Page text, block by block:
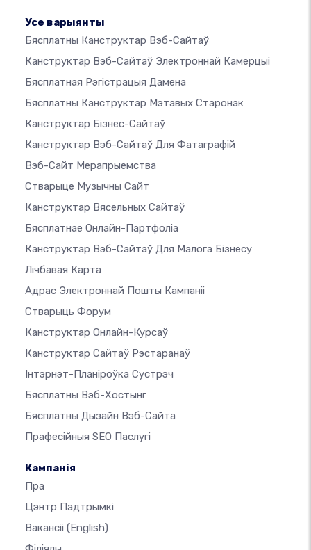
Усе варыянты
Бясплатны Канструктар Вэб-Сайтаў
Канструктар Вэб-Сайтаў Электроннай Камерцыі
Бясплатная Рэгістрацыя Дамена
Бясплатны Канструктар Мэтавых Старонак
Канструктар Бізнес-Сайтаў
Канструктар Вэб-Сайтаў Для Фатаграфій
Вэб-Сайт Мерапрыемства
Стварыце Музычны Сайт
Канструктар Вясельных Сайтаў
Бясплатнае Онлайн-Партфоліа
Канструктар Вэб-Сайтаў Для Малога Бізнесу
Лічбавая Карта
Адрас Электроннай Пошты Кампаніі
Стварыць Форум
Канструктар Онлайн-Курсаў
Канструктар Сайтаў Рэстаранаў
Інтэрнэт-Планіроўка Сустрэч
Бясплатны Вэб-Хостынг
Бясплатны Дызайн Вэб-Сайта
Прафесійныя SEO Паслугі
Кампанія
Пра
Цэнтр Падтрымкі
Вакансіі (English)